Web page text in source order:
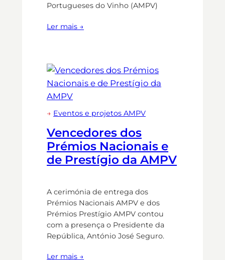
Portugueses do Vinho (AMPV)
Ler mais →
→ Eventos e projetos AMPV
Vencedores dos
Prémios Nacionais e
de Prestígio da AMPV
A cerimónia de entrega dos
Prémios Nacionais AMPV e dos
Prémios Prestígio AMPV contou
com a presença o Presidente da
República, António José Seguro.
Ler mais →